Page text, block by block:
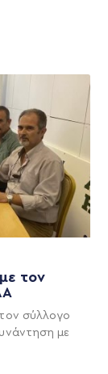
τον
σύλλογο
με